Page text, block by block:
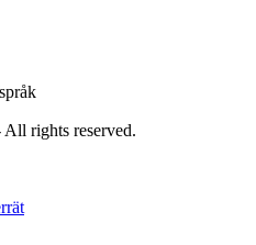
All rights reserved.